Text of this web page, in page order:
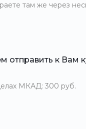
там же через
отправить к Вам
МКАД: 300 руб.